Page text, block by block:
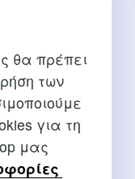
θα πρέπει
των
για τη
μας
τις έτοιμες
στις
έχοντας τους
λειτουργία,
από